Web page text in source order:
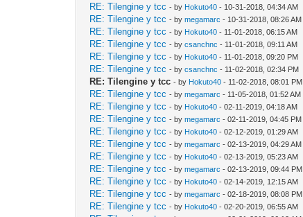
RE: Tilengine y tcc - by Hokuto40 - 10-31-2018, 04:34 AM
RE: Tilengine y tcc - bymegamarc - 10-31-2018, 08:26 AM
RE: Tilengine y tcc - by Hokuto40 - 11-01-2018, 06:15 AM
RE: Tilengine y tcc - bycsanchnc - 11-01-2018, 09:11 AM
RE: Tilengine y tcc - by Hokuto40 - 11-01-2018, 09:20 PM
RE: Tilengine y tcc - bycsanchnc - 11-02-2018, 02:34 PM
RE: Tilengine y tcc - by Hokuto40 - 11-02-2018, 08:01 PM
RE: Tilengine y tcc - bymegamarc - 11-05-2018, 01:52 AM
RE: Tilengine y tcc - by Hokuto40 - 02-11-2019, 04:18 AM
RE: Tilengine y tcc - bymegamarc - 02-11-2019, 04:45 PM
RE: Tilengine y tcc - by Hokuto40 - 02-12-2019, 01:29 AM
RE: Tilengine y tcc - bymegamarc - 02-13-2019, 04:29 AM
RE: Tilengine y tcc - by Hokuto40 - 02-13-2019, 05:23 AM
RE: Tilengine y tcc - bymegamarc - 02-13-2019, 09:44 PM
RE: Tilengine y tcc - by Hokuto40 - 02-14-2019, 12:15 AM
RE: Tilengine y tcc - bymegamarc - 02-18-2019, 08:08 PM
RE: Tilengine y tcc - by Hokuto40 - 02-20-2019, 06:55 AM